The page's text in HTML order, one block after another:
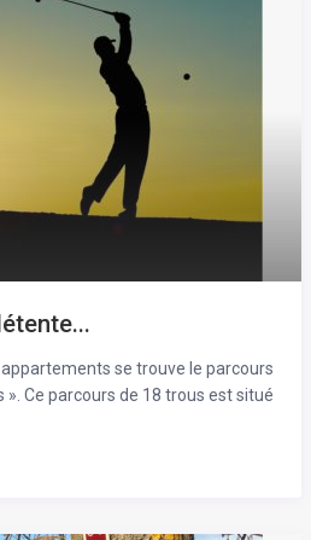
se trouve le parcours
». Ce parcours de 18 trous est situé